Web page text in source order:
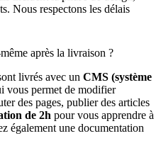
Nous respectons les délais
après la livraison ?
livrés avec un CMS (système
vous permet de modifier
des pages, publier des articles
de 2h pour vous apprendre à
également une documentation